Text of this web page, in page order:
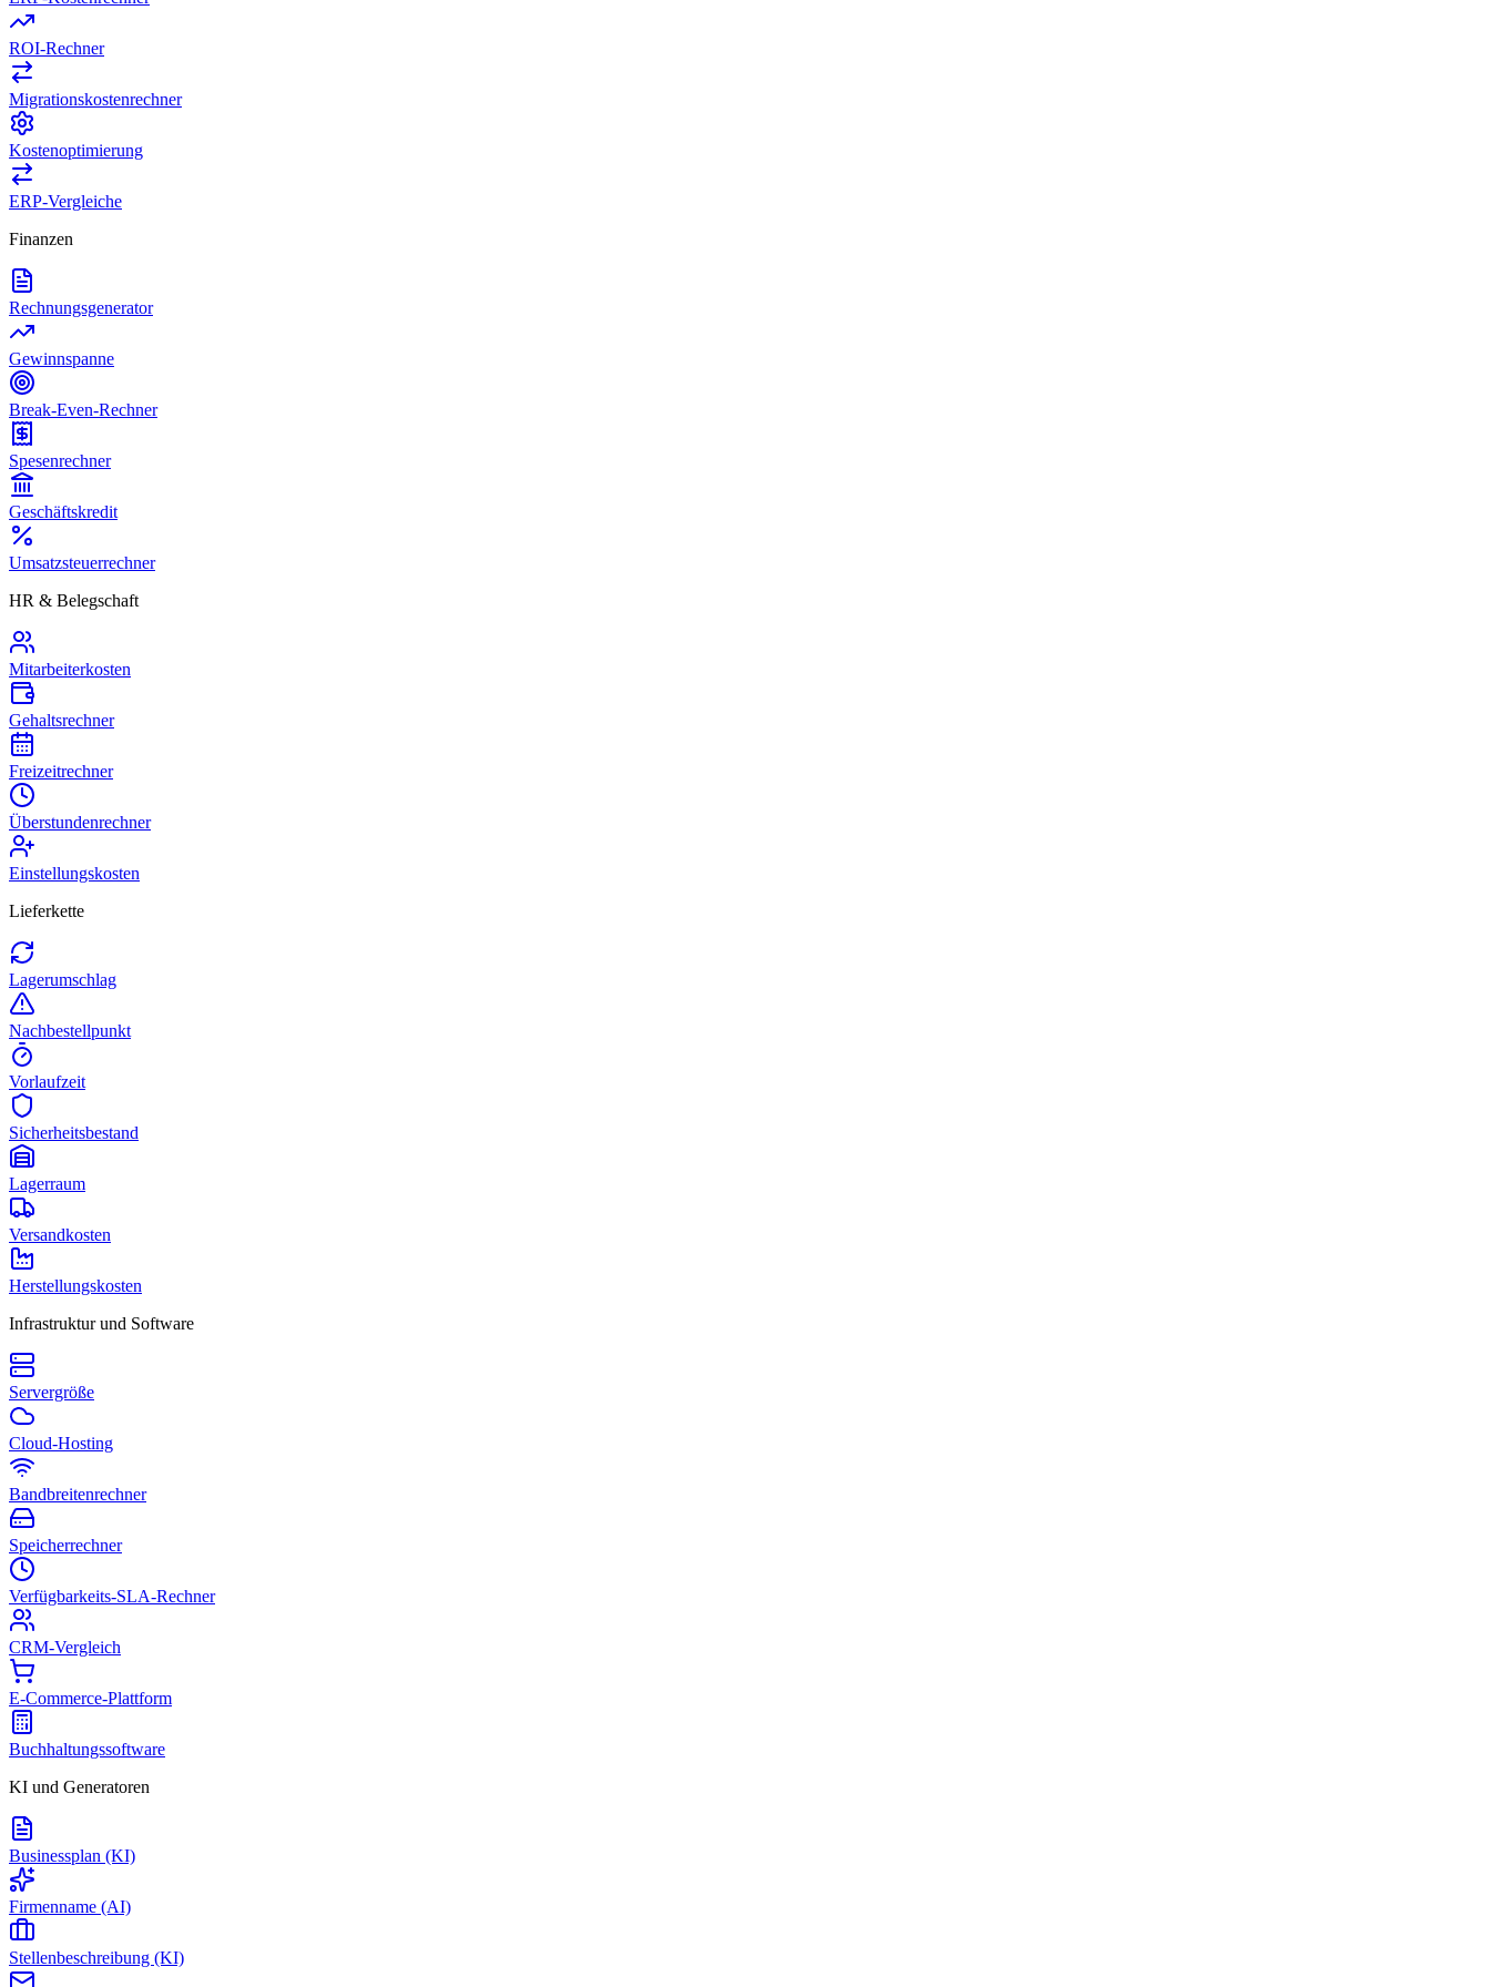
ROI-Rechner
Migrationskostenrechner
Kostenoptimierung
ERP-Vergleiche
Finanzen
Rechnungsgenerator
Gewinnspanne
Break-Even-Rechner
Spesenrechner
Geschäftskredit
Umsatzsteuerrechner
HR & Belegschaft
Mitarbeiterkosten
Gehaltsrechner
Freizeitrechner
Überstundenrechner
Einstellungskosten
Lieferkette
Lagerumschlag
Nachbestellpunkt
Vorlaufzeit
Sicherheitsbestand
Lagerraum
Versandkosten
Herstellungskosten
Infrastruktur und Software
Servergröße
Cloud-Hosting
Bandbreitenrechner
Speicherrechner
Verfügbarkeits-SLA-Rechner
CRM-Vergleich
E-Commerce-Plattform
Buchhaltungssoftware
KI und Generatoren
Businessplan (KI)
Firmenname (AI)
Stellenbeschreibung (KI)